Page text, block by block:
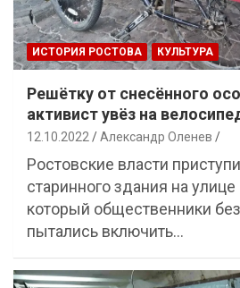
ИСТОРИЯ РОСТОВА КУЛЬТУРА
Решётку от снесённого
активист увёз на
12.10.2022 Александр Оленев
Ростовские власти
старинного здания на
который общественники
пытались включить…